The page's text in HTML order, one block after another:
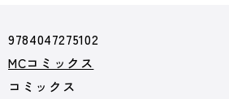
9784047275102
MCコミックス
コミックス